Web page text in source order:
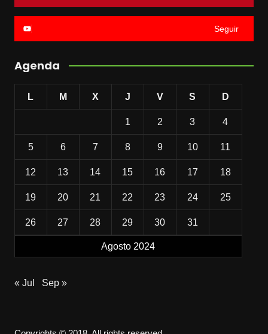
Seguir
Agenda
Agosto 2024
L M X J V S D
1 2 3 4
5 6 7 8 9 10 11
12 13 14 15 16 17 18
19 20 21 22 23 24 25
26 27 28 29 30 31
« Jul Sep »